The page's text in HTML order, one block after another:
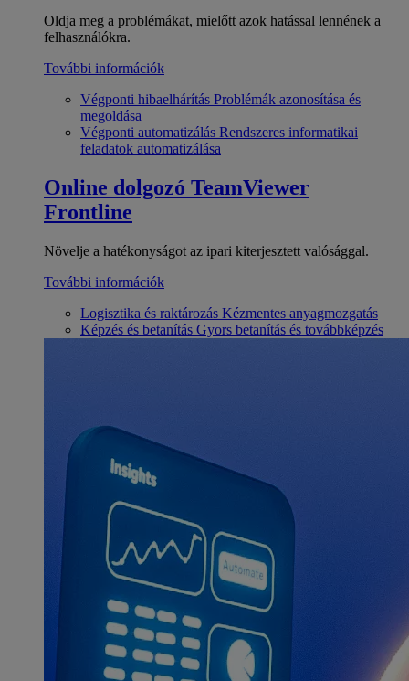
Oldja meg a problémákat, mielőtt azok hatással lennének a
felhasználókra.
További információk
Végponti hibaelhárítás Problémák azonosítása és
megoldása
Végponti automatizálás Rendszeres informatikai
feladatok automatizálása
Online dolgozó TeamViewer
Frontline
Növelje a hatékonyságot az ipari kiterjesztett valósággal.
További információk
Logisztika és raktározás Kézmentes anyagmozgatás
Képzés és betanítás Gyors betanítás és továbbképzés